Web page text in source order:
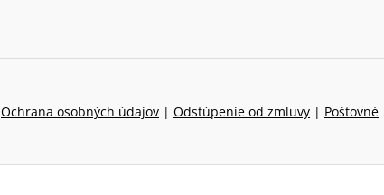
Ochrana osobných údajov | Odstúpenie od zmluvy | Poštovné